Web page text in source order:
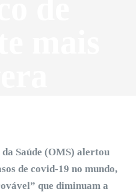
Saúde (OMS) alertou
de covid-19 no mundo,
que diminuam a